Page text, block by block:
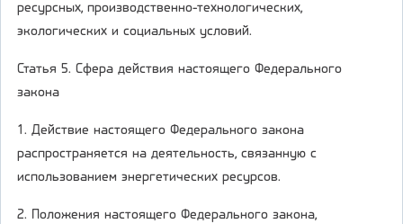
ресурсных, производственно-технологических,
экологических и социальных условий.
Статья 5. Сфера действия настоящего Федерального
закона
1. Действие настоящего Федерального закона
распространяется на деятельность, связанную с
использованием энергетических ресурсов.
2. Положения настоящего Федерального закона,